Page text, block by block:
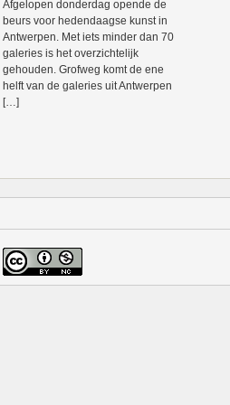
Afgelopen donderdag opende de
beurs voor hedendaagse kunst in
Antwerpen. Met iets minder dan 70
galeries is het overzichtelijk
gehouden. Grofweg komt de ene
helft van de galeries uit Antwerpen
[…]